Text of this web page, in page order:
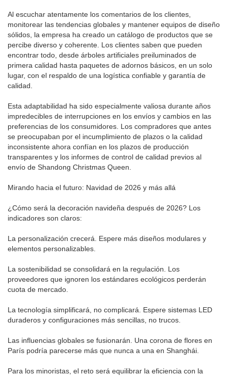
Al escuchar atentamente los comentarios de los clientes,
monitorear las tendencias globales y mantener equipos de diseño
sólidos, la empresa ha creado un catálogo de productos que se
percibe diverso y coherente. Los clientes saben que pueden
encontrar todo, desde árboles artificiales preiluminados de
primera calidad hasta paquetes de adornos básicos, en un solo
lugar, con el respaldo de una logística confiable y garantía de
calidad.
Esta adaptabilidad ha sido especialmente valiosa durante años
impredecibles de interrupciones en los envíos y cambios en las
preferencias de los consumidores. Los compradores que antes
se preocupaban por el incumplimiento de plazos o la calidad
inconsistente ahora confían en los plazos de producción
transparentes y los informes de control de calidad previos al
envío de Shandong Christmas Queen.
Mirando hacia el futuro: Navidad de 2026 y más allá
¿Cómo será la decoración navideña después de 2026? Los
indicadores son claros:
La personalización crecerá. Espere más diseños modulares y
elementos personalizables.
La sostenibilidad se consolidará en la regulación. Los
proveedores que ignoren los estándares ecológicos perderán
cuota de mercado.
La tecnología simplificará, no complicará. Espere sistemas LED
duraderos y configuraciones más sencillas, no trucos.
Las influencias globales se fusionarán. Una corona de flores en
París podría parecerse más que nunca a una en Shanghái.
Para los minoristas, el reto será equilibrar la eficiencia con la